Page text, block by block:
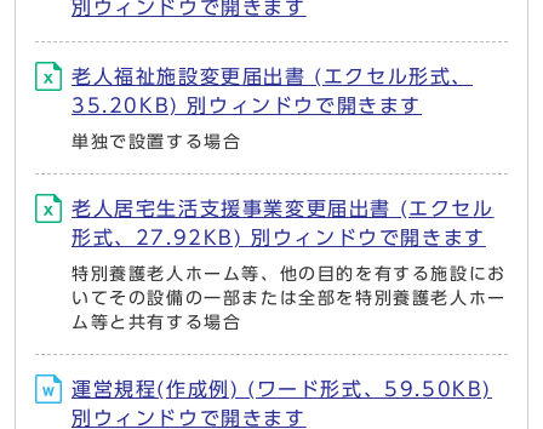
別ウィンドウで開きます
老人福祉施設変更届出書 (エクセル形式、
35.20KB) 別ウィンドウで開きます
単独で設置する場合
老人居宅生活支援事業変更届出書 (エクセル
形式、27.92KB) 別ウィンドウで開きます
特別養護老人ホーム等、他の目的を有する施設にお
いてその設備の一部または全部を特別養護老人ホー
ム等と共有する場合
運営規程(作成例) (ワード形式、59.50KB)
別ウィンドウで開きます